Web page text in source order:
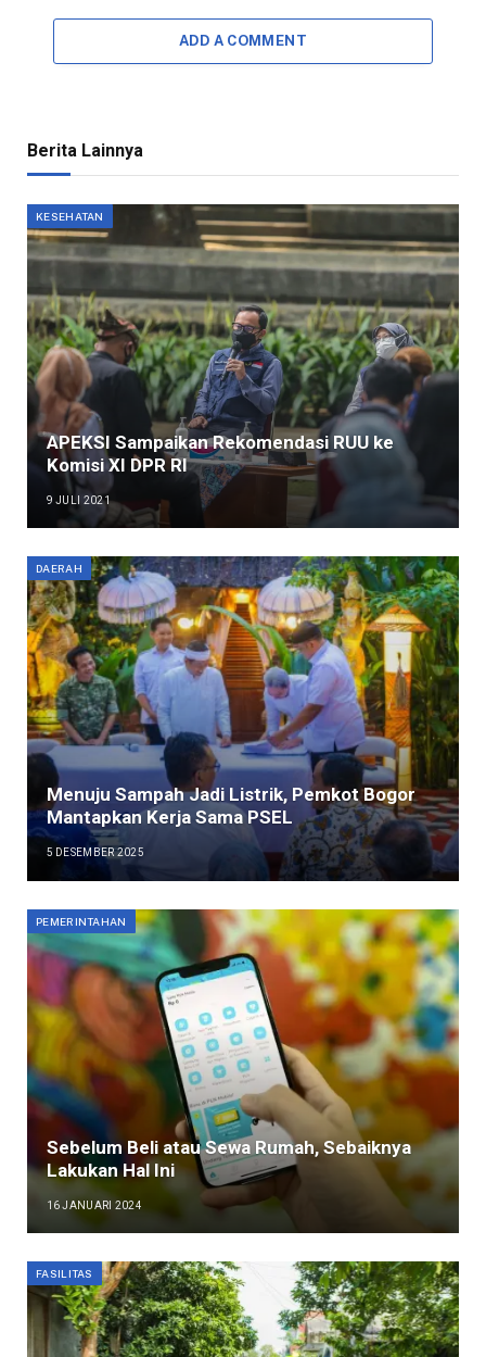
ADD A COMMENT
Berita Lainnya
KESEHATAN
APEKSI Sampaikan Rekomendasi RUU ke
Komisi XI DPR RI
9 JULI 2021
DAERAH
Menuju Sampah Jadi Listrik, Pemkot Bogor
Mantapkan Kerja Sama PSEL
5 DESEMBER 2025
PEMERINTAHAN
Sebelum Beli atau Sewa Rumah, Sebaiknya
Lakukan Hal Ini
16 JANUARI 2024
FASILITAS